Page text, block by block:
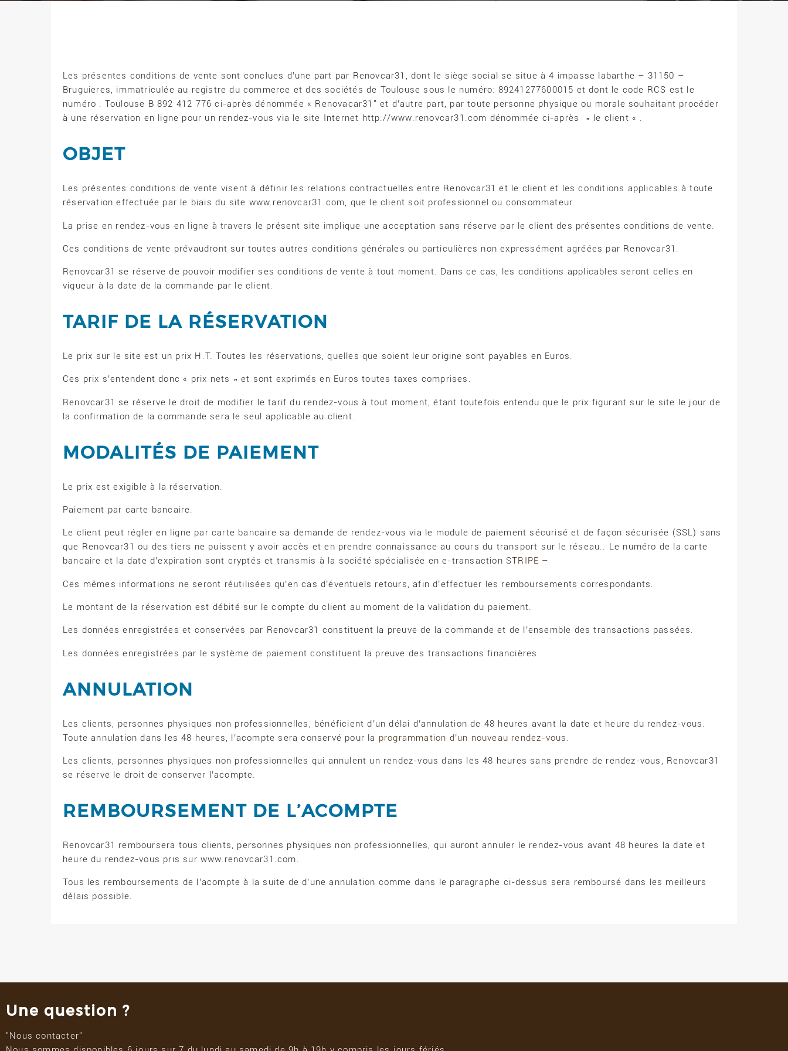
Les présentes conditions de vente sont conclues d’une part par Renovcar31, dont le siège social se situe à 4 impasse labarthe – 31150 –
Bruguieres, immatriculée au registre du commerce et des sociétés de Toulouse sous le numéro: 89241277600015 et dont le code RCS est le
numéro : Toulouse B 892 412 776 ci-après dénommée « Renovacar31″ et d’autre part, par toute personne physique ou morale souhaitant procéder
à une réservation en ligne pour un rendez-vous via le site Internet http://www.renovcar31.com dénommée ci-après » le client « .
OBJET
Les présentes conditions de vente visent à définir les relations contractuelles entre Renovcar31 et le client et les conditions applicables à toute
réservation effectuée par le biais du site www.renovcar31.com, que le client soit professionnel ou consommateur.
La prise en rendez-vous en ligne à travers le présent site implique une acceptation sans réserve par le client des présentes conditions de vente.
Ces conditions de vente prévaudront sur toutes autres conditions générales ou particulières non expressément agréées par Renovcar31.
Renovcar31 se réserve de pouvoir modifier ses conditions de vente à tout moment. Dans ce cas, les conditions applicables seront celles en
vigueur à la date de la commande par le client.
TARIF DE LA RÉSERVATION
Le prix sur le site est un prix H.T. Toutes les réservations, quelles que soient leur origine sont payables en Euros.
Ces prix s’entendent donc « prix nets » et sont exprimés en Euros toutes taxes comprises.
Renovcar31 se réserve le droit de modifier le tarif du rendez-vous à tout moment, étant toutefois entendu que le prix figurant sur le site le jour de
la confirmation de la commande sera le seul applicable au client.
MODALITÉS DE PAIEMENT
Le prix est exigible à la réservation.
Paiement par carte bancaire.
Le client peut régler en ligne par carte bancaire sa demande de rendez-vous via le module de paiement sécurisé et de façon sécurisée (SSL) sans
que Renovcar31 ou des tiers ne puissent y avoir accès et en prendre connaissance au cours du transport sur le réseau.. Le numéro de la carte
bancaire et la date d’expiration sont cryptés et transmis à la société spécialisée en e-transactionSTRIPE –
Ces mêmes informations ne seront réutilisées qu’en cas d’éventuels retours, afin d’effectuer les remboursements correspondants.
Le montant de la réservation est débité sur le compte du client au moment de la validation du paiement.
Les données enregistrées et conservées par Renovcar31 constituent la preuve de la commande et de l’ensemble des transactions passées.
Les données enregistrées par le système de paiement constituent la preuve des transactions financières.
ANNULATION
Les clients, personnes physiques non professionnelles, bénéficient d’un délai d’annulation de 48 heures avant la date et heure du rendez-vous.
Toute annulation dans les 48 heures, l’acompte sera conservé pour la programmation d’un nouveau rendez-vous
Les clients, personnes physiques non professionnelles qui annulent un rendez-vous dans les 48 heures sans prendre de rendez-vous, Renovcar31
se réserve le droit de conserver l’acompte.
REMBOURSEMENT DE L’ACOMPTE
Renovcar31 remboursera tous clients, personnes physiques non professionnelles, qui auront annuler le rendez-vous avant 48 heures la date et
heure du rendez-vous pris sur www.renovcar31.com.
Tous les remboursements de l’acompte à la suite de d’une annulation comme dans le paragraphe ci-dessus sera remboursé dans les meilleurs
délais possible.
Une question ?
"Nous contacter"